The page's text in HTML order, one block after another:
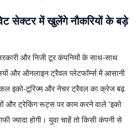
सेक्टर में खुलेंगे नौकरियों के बड़े
और निजी टूर कंपनियों के साथ-साथ
और ऑनलाइन ट्रैवल प्लेटफॉर्म्स में आसानी
इको-टूरिज्म और नेचर ट्रैवल का क्रेज बढ़
और ट्रेकिंग रूट्स पर काम करने वाले ‘इको
ज्यादा होगी। युवा चाहें तो किसी कंपनी से